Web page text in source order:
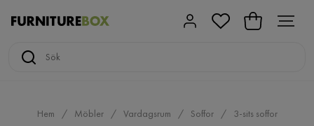
Hem Möbler Vardagsrum Soffor 3-sits soffor